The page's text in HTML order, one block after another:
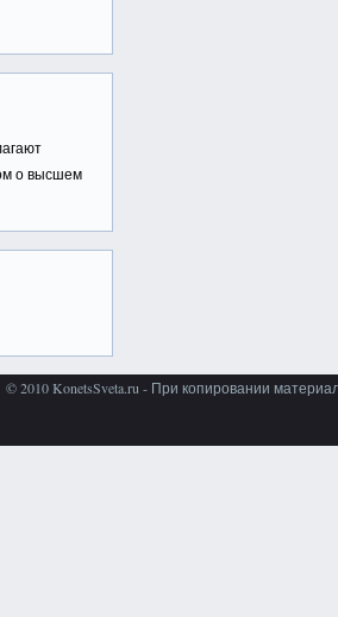
о высшем
© 2010 KonetsSveta.ru - При копировании